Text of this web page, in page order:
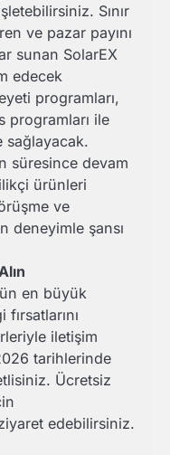
Sınır
ve pazar payını
sunan SolarEX
edecek
programları,
programları ile
sağlayacak.
süresince devam
ürünleri
ve
deneyimle şansı
en büyük
iletişim
tarihlerinde
Ücretsiz
edebilirsiniz.